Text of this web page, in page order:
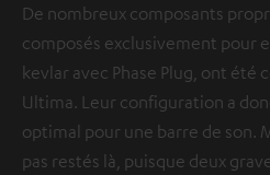
De nombreux composants
composés exclusivement pour
kevlar avec Phase Plug, ont été
Ultima. Leur configuration a
optimal pour une barre de son.
pas restés là, puisque deux